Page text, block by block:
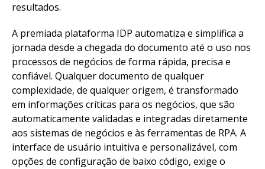
resultados.
A premiada plataforma IDP automatiza e simplifica a
jornada desde a chegada do documento até o uso nos
processos de negócios de forma rápida, precisa e
confiável. Qualquer documento de qualquer
complexidade, de qualquer origem, é transformado
em informações críticas para os negócios, que são
automaticamente validadas e integradas diretamente
aos sistemas de negócios e às ferramentas de RPA. A
interface de usuário intuitiva e personalizável, com
opções de configuração de baixo código, exige o